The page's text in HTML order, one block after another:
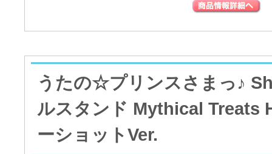
うたの☆プリンスさまっ♪
ルスタンド Mythical Treats
ーショットVer.